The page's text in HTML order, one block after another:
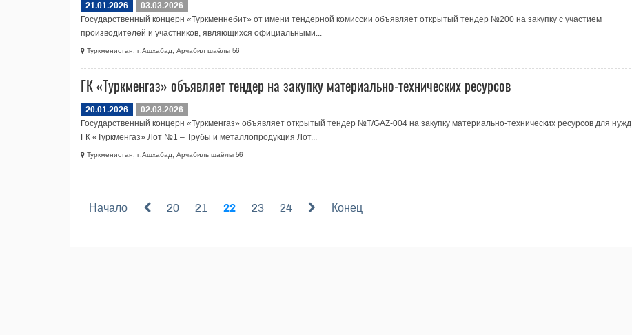
21.01.2026
03.03.2026
Государственный концерн «Туркменнебит» от имени тендерной комиссии объявляет открытый тендер №200 на закупку с участием
производителей и участников, являющихся официальными...
Туркменистан, г.Ашхабад, Арчабил шаёлы 56
ГК «Туркменгаз» объявляет тендер на закупку материально-технических ресурсов
20.01.2026
02.03.2026
Государственный концерн «Туркменгаз» объявляет открытый тендер №T/GAZ-004 на закупку материально-технических ресурсов для нужд
ГК «Туркменгаз» Лот №1 – Трубы и металлопродукция Лот...
Туркменистан, г.Ашхабад, Арчабиль шаёлы 56
Начало 20 21 22 23 24 Конец